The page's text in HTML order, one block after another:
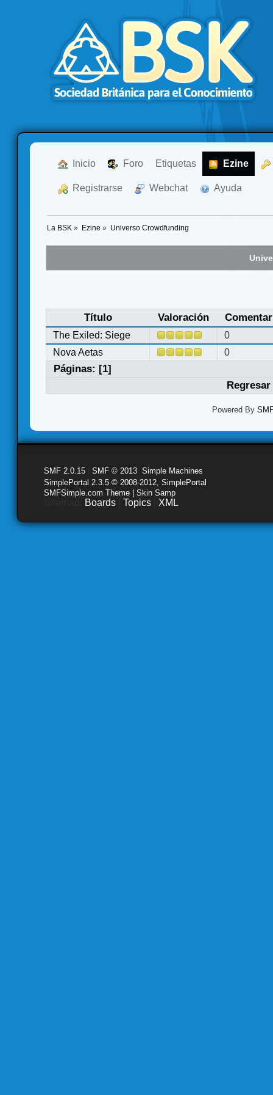
Inicio Foro Etiquetas Ezine
Registrarse Webchat Ayuda
La BSK » Ezine » Universo Crowdfunding
Título Valoración
The Exiled: Siege
0
Nova Aetas
0
Páginas: [1]
Powered By
SMF 2.0.15 SMF © 2013 Simple Machines
SimplePortal 2.3.5 © 2008-2012, SimplePortal
SMFSimple.com Theme | Skin Samp
Boards Topics XML